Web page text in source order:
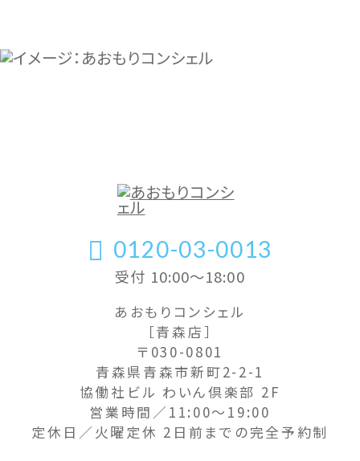
0120-03-0013
受付 10:00〜18:00
あおもりコンシェル
［青森店］
〒030-0801
青森県青森市新町2-2-1
協働社ビル わいん倶楽部 2F
営業時間／11:00〜19:00
定休日／火曜定休 2日前までの完全予約制